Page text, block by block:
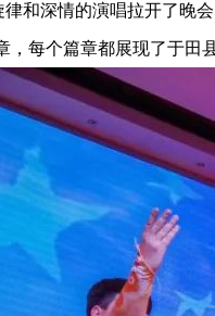
深情的演唱拉开了晚会
，每个篇章都展现了于田